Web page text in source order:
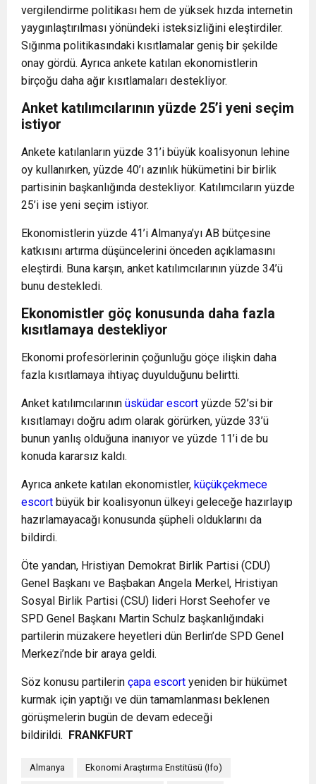
vergilendirme politikası hem de yüksek hızda internetin
yaygınlaştırılması yönündeki isteksizliğini eleştirdiler.
Sığınma politikasındaki kısıtlamalar geniş bir şekilde
onay gördü. Ayrıca ankete katılan ekonomistlerin
birçoğu daha ağır kısıtlamaları destekliyor.
Anket katılımcılarının yüzde 25’i yeni seçim
istiyor
Ankete katılanların yüzde 31’i büyük koalisyonun lehine
oy kullanırken, yüzde 40’ı azınlık hükümetini bir birlik
partisinin başkanlığında destekliyor. Katılımcıların yüzde
25’i ise yeni seçim istiyor.
Ekonomistlerin yüzde 41’i Almanya’yı AB bütçesine
katkısını artırma düşüncelerini önceden açıklamasını
eleştirdi. Buna karşın, anket katılımcılarının yüzde 34’ü
bunu destekledi.
Ekonomistler göç konusunda daha fazla
kısıtlamaya destekliyor
Ekonomi profesörlerinin çoğunluğu göçe ilişkin daha
fazla kısıtlamaya ihtiyaç duyulduğunu belirtti.
Anket katılımcılarının üsküdar escort yüzde 52’si bir
kısıtlamayı doğru adım olarak görürken, yüzde 33’ü
bunun yanlış olduğuna inanıyor ve yüzde 11’i de bu
konuda kararsız kaldı.
Ayrıca ankete katılan ekonomistler, küçükçekmece
escort büyük bir koalisyonun ülkeyi geleceğe hazırlayıp
hazırlamayacağı konusunda şüpheli olduklarını da
bildirdi.
Öte yandan, Hristiyan Demokrat Birlik Partisi (CDU)
Genel Başkanı ve Başbakan Angela Merkel, Hristiyan
Sosyal Birlik Partisi (CSU) lideri Horst Seehofer ve
SPD Genel Başkanı Martin Schulz başkanlığındaki
partilerin müzakere heyetleri dün Berlin’de SPD Genel
Merkezi’nde bir araya geldi.
Söz konusu partilerin çapa escort yeniden bir hükümet
kurmak için yaptığı ve dün tamamlanması beklenen
görüşmelerin bugün de devam edeceği
bildirildi. FRANKFURT
Almanya Ekonomi Araştırma Enstitüsü (Ifo)